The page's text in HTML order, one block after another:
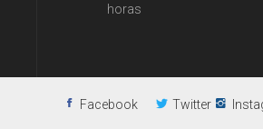
horas
Facebook Twitter